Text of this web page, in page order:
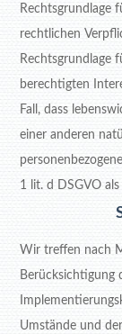
Rechtsgrundlage
rechtlichen
Rechtsgrundlage
berechtigten
Fall, dass
einer anderen
1 lit. d DSGVO
Wir treffen nach
Berücksichtigung
Umstände und